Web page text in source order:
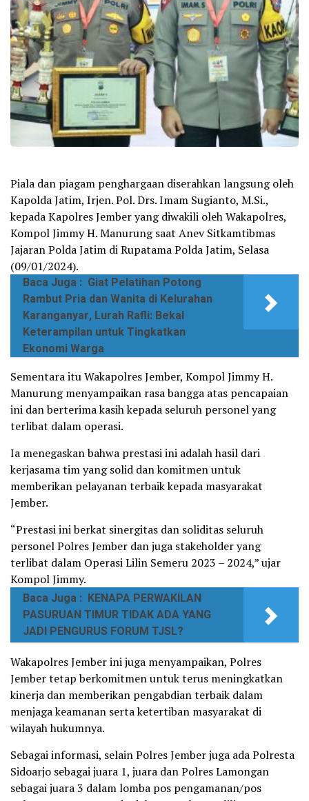
Piala dan piagam penghargaan diserahkan langsung oleh
Kapolda Jatim, Irjen. Pol. Drs. Imam Sugianto, M.Si.,
kepada Kapolres Jember yang diwakili oleh Wakapolres,
Kompol Jimmy H. Manurung saat Anev Sitkamtibmas
Jajaran Polda Jatim di Rupatama Polda Jatim, Selasa
(09/01/2024).
Baca Juga : Giat Pelatihan Potong
Rambut Pria dan Wanita di Kelurahan
Karanganyar, Lurah Rafli: Bekal
Keterampilan untuk Tingkatkan
Ekonomi Warga
Sementara itu Wakapolres Jember, Kompol Jimmy H.
Manurung menyampaikan rasa bangga atas pencapaian
ini dan berterima kasih kepada seluruh personel yang
terlibat dalam operasi.
Ia menegaskan bahwa prestasi ini adalah hasil dari
kerjasama tim yang solid dan komitmen untuk
memberikan pelayanan terbaik kepada masyarakat
Jember.
“Prestasi ini berkat sinergitas dan soliditas seluruh
personel Polres Jember dan juga stakeholder yang
terlibat dalam Operasi Lilin Semeru 2023 – 2024,” ujar
Kompol Jimmy.
Baca Juga : KENAPA PERWAKILAN
PASURUAN TIMUR TIDAK ADA YANG
JADI PENGURUS FORUM TJSL?
Wakapolres Jember ini juga menyampaikan, Polres
Jember tetap berkomitmen untuk terus meningkatkan
kinerja dan memberikan pengabdian terbaik dalam
menjaga keamanan serta ketertiban masyarakat di
wilayah hukumnya.
Sebagai informasi, selain Polres Jember juga ada Polresta
Sidoarjo sebagai juara 1, juara dan Polres Lamongan
sebagai juara 3 dalam lomba pos pengamanan/pos